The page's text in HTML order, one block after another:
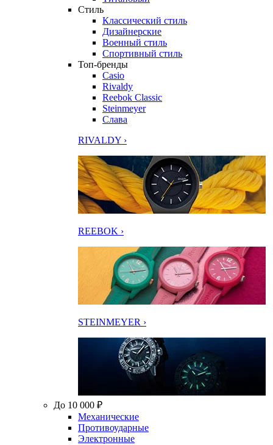
Стиль
Классический стиль
Дизайнерские
Военный стиль
Спортивный стиль
Топ-бренды
Casio
Rivaldy
Reebok Classic
Steinmeyer
Слава
RIVALDY ›
REEBOK ›
STEINMEYER ›
До 10 000 ₽
Механические
Противоударные
Электронные